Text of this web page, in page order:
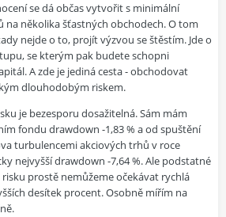
se dá občas vytvořit s minimální
na několika šťastných obchodech. O tom
nejde o to, projít výzvou se štěstím. Jde o
se kterým pak budete schopni
A zde je jediná cesta - obchodovat
dlouhodobým riskem.
je bezesporu dosažitelná. Sám mám
fondu drawdown -1,83 % a od spuštění
turbulencemi akciových trhů v roce
nejvyšší drawdown -7,64 %. Ale podstatné
prostě nemůžeme očekávat rychlá
desítek procent. Osobně mířím na